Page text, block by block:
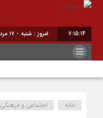
7:15:15 امروز : شنبه - ۱۷ مرداد - ۱۴۰۵
خانه اجتماعی و فرهنگی